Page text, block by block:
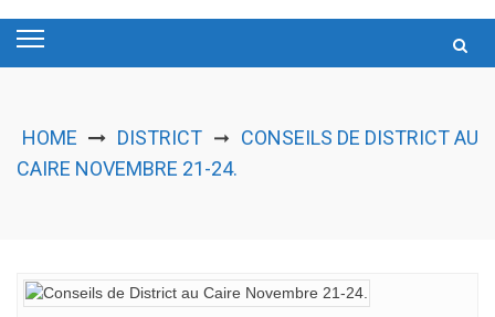
HOME DISTRICT ➞ CONSEILS DE DISTRICT AU
CAIRE NOVEMBRE 21-24.